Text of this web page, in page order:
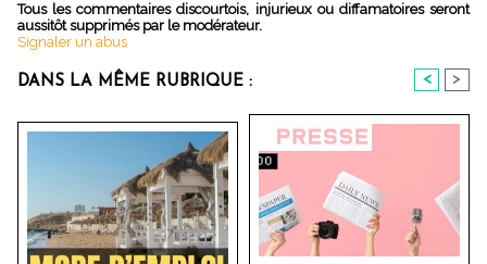
Tous les commentaires discourtois, injurieux ou diffamatoires seront
aussitôt supprimés par le modérateur.
Signaler un abus
DANS LA MÊME RUBRIQUE : < >